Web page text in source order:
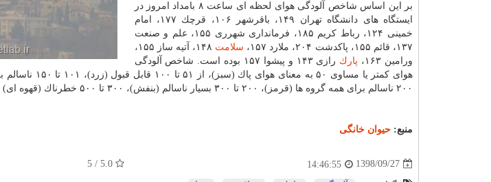
بر این اساس شاخص آلودگی هوای لحظه ای ساعت ۸ بامداد امروز در
ایستگاه های دانشگاه تهران ۱۴۹، باقرشهر ۱۰۶، قرچك ۱۷۷، امام
خمینی ۱۲۴، رباط كریم ۱۸۵، فرمانداری شهرری ۱۵۵، علم و صنعت
۱۳۷، قائم ۱۵۵، پاكدشت ۲۰۴، ملارد ۱۵۷،
سلامت
۱۴۸، آتیه ساز ۱۵۵،
ورامین ۱۶۳،
پارك
رازی ۱۴۳ و پیشوا ۱۵۷ بوده است. شاخص آلودگی
۲۰۰ ناسالم برای همه گروه ها (قرمز)، ۲۰۰ تا ۳۰۰ بسیار ناسالم (بنفش)، ۳۰۰ تا ۵۰۰ خطرناك (قهوه ای) تعریف شده است.
منبع: حیوان خانگی
1398/09/27
14:46:55
5.0 / 5